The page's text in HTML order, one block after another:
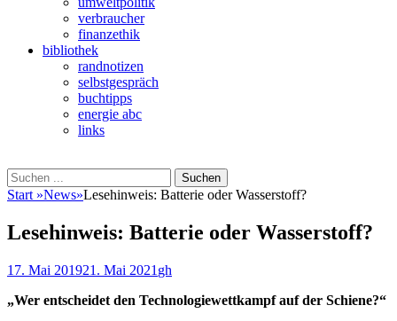
verbraucher
finanzethik
bibliothek
randnotizen
selbstgespräch
buchtipps
energie abc
links
Suchen
Suchen
nach:
Start »News»Lesehinweis: Batterie oder Wasserstoff?
Lesehinweis: Batterie oder Wasserstoff?
Veröffentlicht
17. Mai 201921. Mai 2021 Autor
gh
„Wer entscheidet den Technologiewettkampf auf der Schiene?“